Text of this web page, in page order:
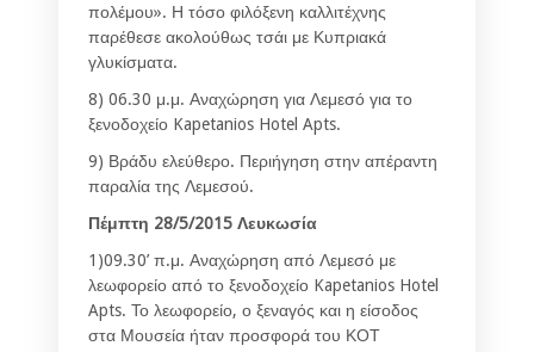
πολέμου». Η τόσο φιλόξενη καλλιτέχνης
παρέθεσε ακολούθως τσάι με Κυπριακά
γλυκίσματα.
8) 06.30 μ.μ. Αναχώρηση για Λεμεσό για το
ξενοδοχείο Kapetanios Hotel Apts.
9) Βράδυ ελεύθερο. Περιήγηση στην απέραντη
παραλία της Λεμεσού.
Πέμπτη 28/5/2015 Λευκωσία
1)09.30’ π.μ. Αναχώρηση από Λεμεσό με
λεωφορείο από το ξενοδοχείο Kapetanios Hotel
Apts. Το λεωφορείο, ο ξεναγός και η είσοδος
στα Μουσεία ήταν προσφορά του ΚΟΤ